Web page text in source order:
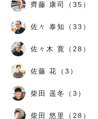
齊藤 康司（35）
佐々 泰知（33）
佐々木 寛（28）
佐藤 花（3）
柴田 遥冬（3）
柴田 悠里（28）